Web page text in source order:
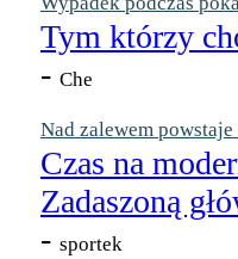
Tym którzy
- Che
Nad zalewem
Czas na
Zadaszoną
- sportek